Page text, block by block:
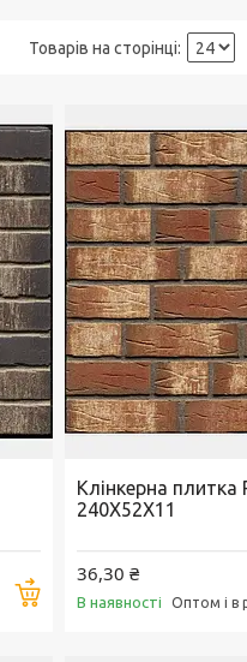
Купити
Клінкерна плитка
240X52X11
36,30 ₴
В наявності Оптом і в